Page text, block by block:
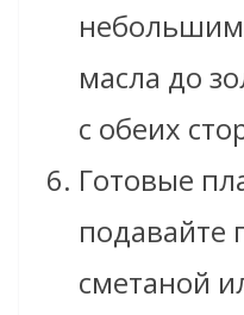
масла до
с обеих
Готовые
подавайте
сметаной